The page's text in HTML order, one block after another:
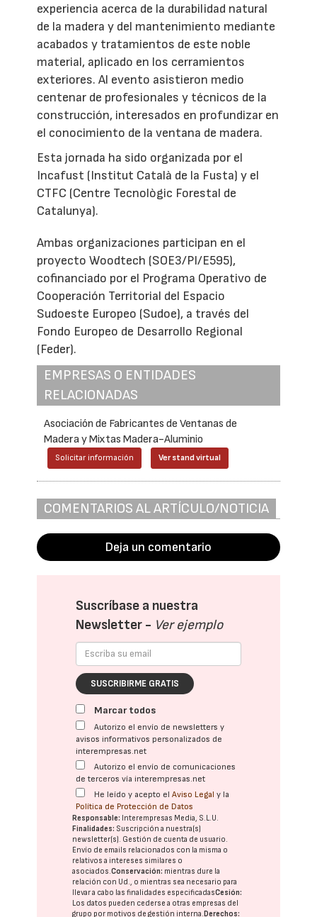
experiencia acerca de la durabilidad natural
de la madera y del mantenimiento mediante
acabados y tratamientos de este noble
material, aplicado en los cerramientos
exteriores. Al evento asistieron medio
centenar de profesionales y técnicos de la
construcción, interesados en profundizar en
el conocimiento de la ventana de madera.
Esta jornada ha sido organizada por el
Incafust (Institut Català de la Fusta) y el
CTFC (Centre Tecnològic Forestal de
Catalunya).
Ambas organizaciones participan en el
proyecto Woodtech (SOE3/PI/E595),
cofinanciado por el Programa Operativo de
Cooperación Territorial del Espacio
Sudoeste Europeo (Sudoe), a través del
Fondo Europeo de Desarrollo Regional
(Feder).
EMPRESAS O ENTIDADES
RELACIONADAS
Asociación de Fabricantes de Ventanas de
Madera y Mixtas Madera-Aluminio
Solicitar información Ver stand virtual
COMENTARIOS AL ARTÍCULO/NOTICIA
Deja un comentario
Suscríbase a nuestra
Newsletter - Ver ejemplo
SUSCRIBIRME GRATIS
Marcar todos
Autorizo el envío de newsletters y
avisos informativos personalizados de
interempresas.net
Autorizo el envío de comunicaciones
de terceros vía interempresas.net
He leído y acepto elAviso Legal y la
Política de Protección de Datos
Responsable: Interempresas Media, S.L.U.
Finalidades: Suscripción a nuestra(s)
newsletter(s). Gestión de cuenta de usuario.
Envío de emails relacionados con la misma o
relativos a intereses similares o
asociados.Conservación: mientras dure la
relación con Ud., o mientras sea necesario para
llevar a cabo las finalidades especificadasCesión:
Los datos pueden cederse a otras empresas del
grupo por motivos de gestión interna.Derechos: